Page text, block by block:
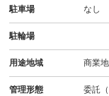
駐車場 なし
駐輪場
用途地域 商業
管理形態 委託（